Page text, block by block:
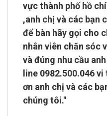
vực thành phố hồ
,anh chị và các bạn
để bàn hãy gọi cho
nhân viên chăn sóc
và đúng nhu cầu
line 0982.500.046
ơn anh chị và các
chúng tôi."